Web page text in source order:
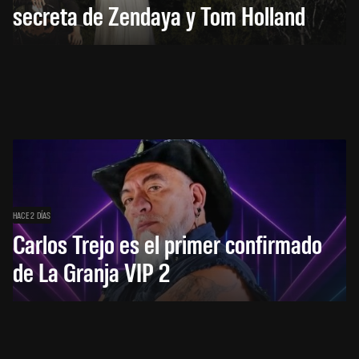
secreta de Zendaya y Tom Holland
HACE 2 DÍAS
Carlos Trejo es el primer confirmado
de La Granja VIP 2